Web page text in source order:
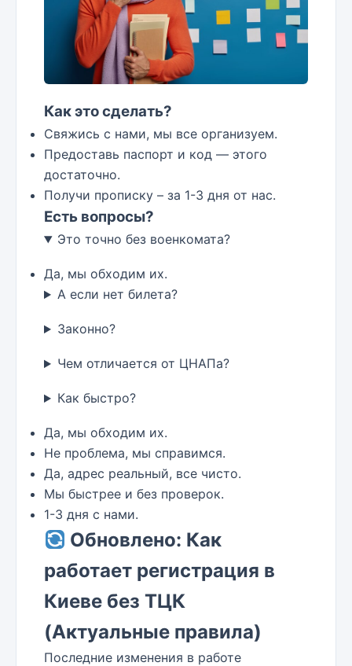
Как это сделать?
Свяжись с нами, мы все организуем.
Предоставь паспорт и код — этого
достаточно.
Получи прописку – за 1-3 дня от нас.
Есть вопросы?
Это точно без военкомата?
Да, мы обходим их.
А если нет билета?
Законно?
Чем отличается от ЦНАПа?
Как быстро?
Да, мы обходим их.
Не проблема, мы справимся.
Да, адрес реальный, все чисто.
Мы быстрее и без проверок.
1-3 дня с нами.
Обновлено: Как
работает регистрация в
Киеве без ТЦК
(Актуальные правила)
Последние изменения в работе